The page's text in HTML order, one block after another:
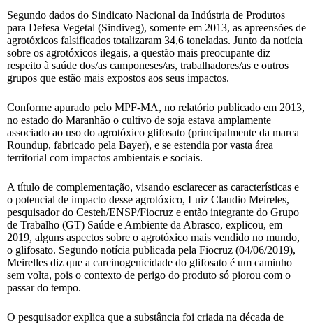
Segundo dados do Sindicato Nacional da Indústria de Produtos
para Defesa Vegetal (Sindiveg), somente em 2013, as apreensões de
agrotóxicos falsificados totalizaram 34,6 toneladas. Junto da notícia
sobre os agrotóxicos ilegais, a questão mais preocupante diz
respeito à saúde dos/as camponeses/as, trabalhadores/as e outros
grupos que estão mais expostos aos seus impactos.
Conforme apurado pelo MPF-MA, no relatório publicado em 2013,
no estado do Maranhão o cultivo de soja estava amplamente
associado ao uso do agrotóxico glifosato (principalmente da marca
Roundup, fabricado pela Bayer), e se estendia por vasta área
territorial com impactos ambientais e sociais.
A título de complementação, visando esclarecer as características e
o potencial de impacto desse agrotóxico, Luiz Claudio Meireles,
pesquisador do Cesteh/ENSP/Fiocruz e então integrante do Grupo
de Trabalho (GT) Saúde e Ambiente da Abrasco, explicou, em
2019, alguns aspectos sobre o agrotóxico mais vendido no mundo,
o glifosato. Segundo notícia publicada pela Fiocruz (04/06/2019),
Meirelles diz que a carcinogenicidade do glifosato é um caminho
sem volta, pois o contexto de perigo do produto só piorou com o
passar do tempo.
O pesquisador explica que a substância foi criada na década de